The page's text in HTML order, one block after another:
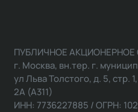
ПУБЛИЧНОЕ
г. Москва, вн.тер. г.
ул Льва Толстого, д. 5, стр.
2А (А311)
ИНН: 7736227885 / ОГРН: